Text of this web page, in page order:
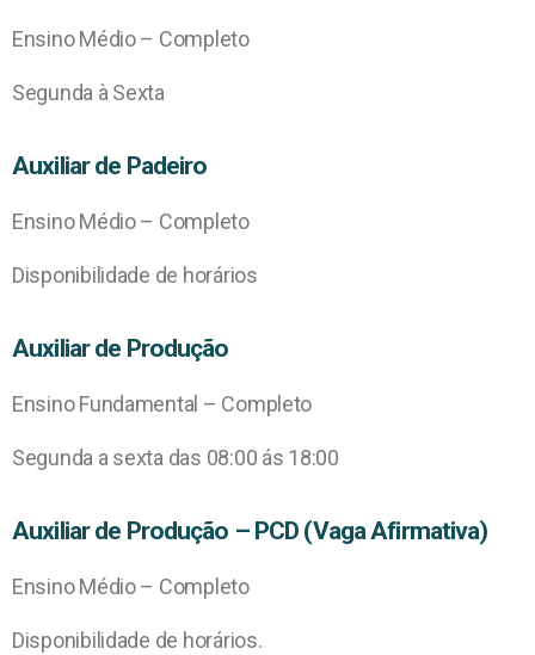
Ensino Médio – Completo
Segunda à Sexta
Auxiliar de Padeiro
Ensino Médio – Completo
Disponibilidade de horários
Auxiliar de Produção
Ensino Fundamental – Completo
Segunda a sexta das 08:00 ás 18:00
Auxiliar de Produção – PCD (Vaga Afirmativa)
Ensino Médio – Completo
Disponibilidade de horários.